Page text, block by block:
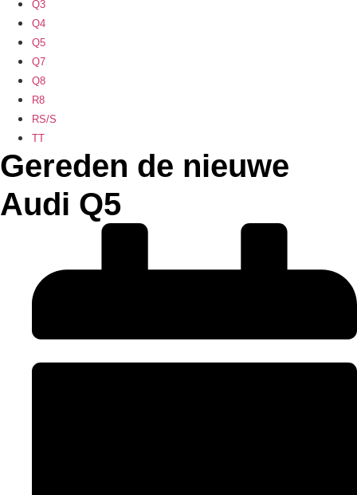
Q3
Q4
Q5
Q7
Q8
R8
RS/S
TT
Gereden de nieuwe
Audi Q5